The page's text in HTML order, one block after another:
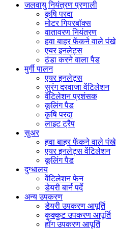
जलवायु नियंत्रण प्रणाली
कृषि परदा
मोटर गियरबॉक्स
वातावरण नियंत्रण
हवा बाहर फेंकने वाले पंखे
एयर इनलेट्स
ठंडा करने वाला पैड
मुर्गी पालन
एयर इनलेट्स
सुरंग दरवाजा वेंटिलेशन
वेंटिलेशन प्रशंसक
कूलिंग पैड
कृषि परदा
लाइट ट्रैप
सुअर
हवा बाहर फेंकने वाले पंखे
एयर इनलेट्स वेंटिलेशन
कूलिंग पैड
दुग्धालय
वेंटिलेशन फेन
डेयरी बार्न पर्दे
अन्य उपकरण
डेयरी उपकरण आपूर्ति
कुक्कुट उपकरण आपूर्ति
हॉग उपकरण आपूर्ति